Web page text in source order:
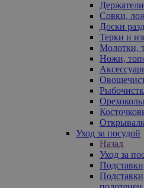
Совки,
Доски
Терки и
Молотки,
Ножи,
Орехоколы
Уход за посудой
Назад
Уход за